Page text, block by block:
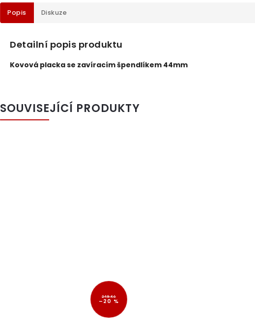
Popis Diskuze
Detailní popis produktu
Kovová placka se zavíracím špendlíkem 44mm
SOUVISEJÍCÍ PRODUKTY
249 Kč
–20 %